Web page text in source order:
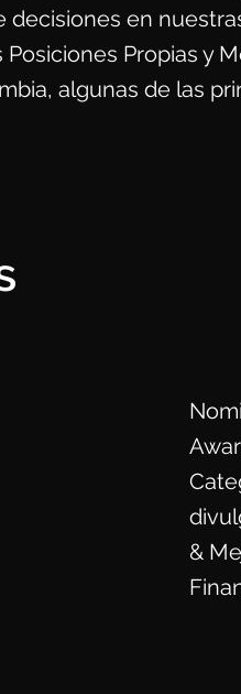
&
en
Propias y
algunas de las